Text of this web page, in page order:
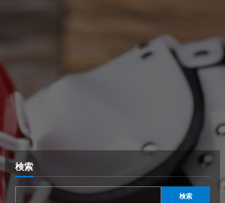
検索
検索